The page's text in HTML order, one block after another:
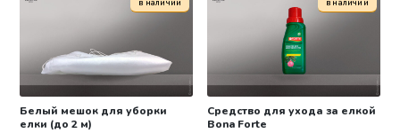
Белый мешок для уборки
елки (до 2 м)
в наличии
Средство для ухода за елкой
Bona Forte
в наличии